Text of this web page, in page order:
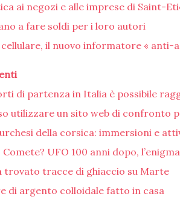
ai negozi e alle imprese di Saint-
a fare soldi per i loro autori
il nuovo informatore « anti-
di partenza in Italia è possibile
utilizzare un sito web di confronto
della corsica: immersioni e
UFO 100 anni dopo,
trovato tracce di ghiaccio su Marte
di argento colloidale fatto in casa